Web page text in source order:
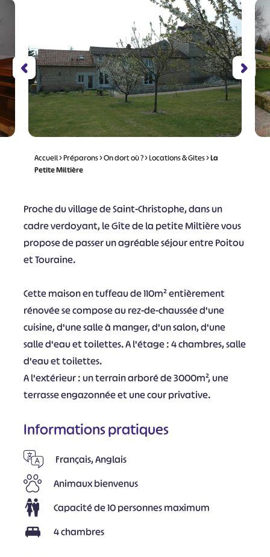
Accueil>Préparons>On dort où ?>Locations & Gites>La
Petite Miltière
Proche du village de Saint-Christophe, dans un
cadre verdoyant, le Gîte de la petite Miltière vous
propose de passer un agréable séjour entre Poitou
et Touraine.
Cette maison en tuffeau de 110m² entièrement
rénovée se compose au rez-de-chaussée d'une
cuisine, d'une salle à manger, d'un salon, d'une
salle d'eau et toilettes. A l'étage : 4 chambres, salle
d'eau et toilettes.
A l'extérieur : un terrain arboré de 3000m², une
terrasse engazonnée et une cour privative.
Informations pratiques
Français, Anglais
Animaux bienvenus
Capacité de 10 personnes maximum
4 chambres